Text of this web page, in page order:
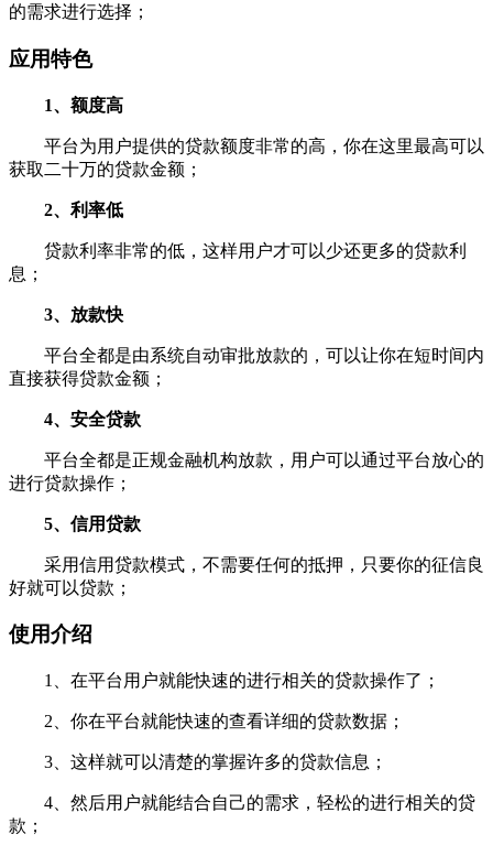
的需求进行选择；
应用特色
1、额度高
平台为用户提供的贷款额度非常的高，你在这里最高可以
获取二十万的贷款金额；
2、利率低
贷款利率非常的低，这样用户才可以少还更多的贷款利
息；
3、放款快
平台全都是由系统自动审批放款的，可以让你在短时间内
直接获得贷款金额；
4、安全贷款
平台全都是正规金融机构放款，用户可以通过平台放心的
进行贷款操作；
5、信用贷款
采用信用贷款模式，不需要任何的抵押，只要你的征信良
好就可以贷款；
使用介绍
1、在平台用户就能快速的进行相关的贷款操作了；
2、你在平台就能快速的查看详细的贷款数据；
3、这样就可以清楚的掌握许多的贷款信息；
4、然后用户就能结合自己的需求，轻松的进行相关的贷
款；